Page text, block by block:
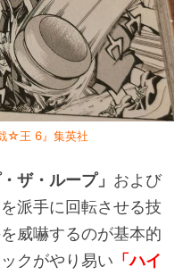
☆王 6』集英社
ザ・ループ」 および
派手に回転させる技
威嚇するのが基本的
クがやり易い 「ハイ